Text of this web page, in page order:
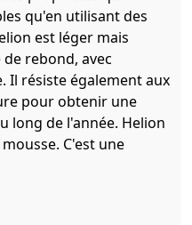
qu'en utilisant des
est léger mais
rebond, avec
Il résiste également aux
pour obtenir une
long de l'année. Helion
C'est une